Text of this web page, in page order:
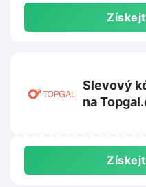
Slevový
na